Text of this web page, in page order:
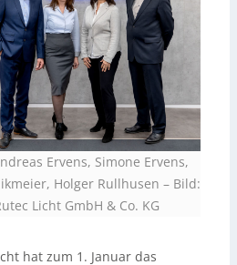
Ervens, Simone Ervens,
Holger Rullhusen – Bild:
Licht GmbH & Co. KG
hat zum 1. Januar das